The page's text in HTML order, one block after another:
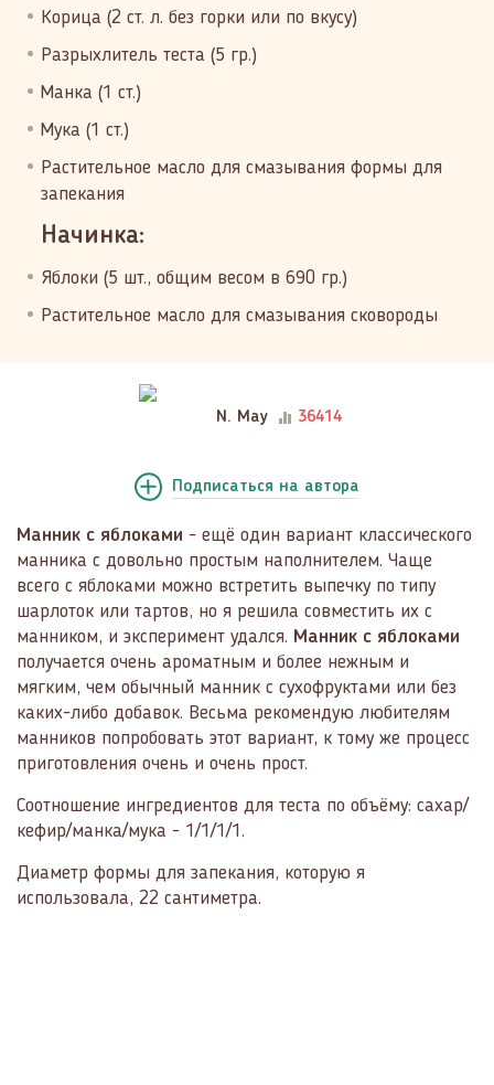
Корица (2 ст. л. без горки или по вкусу)
Разрыхлитель теста (5 гр.)
Манка (1 ст.)
Мука (1 ст.)
Растительное масло для смазывания формы для
запекания
Начинка:
Яблоки (5 шт., общим весом в 690 гр.)
Растительное масло для смазывания сковороды
N. May 36414
Подписаться на автора
Манник с яблоками - ещё один вариант классического
манника с довольно простым наполнителем. Чаще
всего с яблоками можно встретить выпечку по типу
шарлоток или тартов, но я решила совместить их с
манником, и эксперимент удался. Манник с яблоками
получается очень ароматным и более нежным и
мягким, чем обычный манник с сухофруктами или без
каких-либо добавок. Весьма рекомендую любителям
манников попробовать этот вариант, к тому же процесс
приготовления очень и очень прост.
Соотношение ингредиентов для теста по объёму: сахар/
кефир/манка/мука - 1/1/1/1.
Диаметр формы для запекания, которую я
использовала, 22 сантиметра.